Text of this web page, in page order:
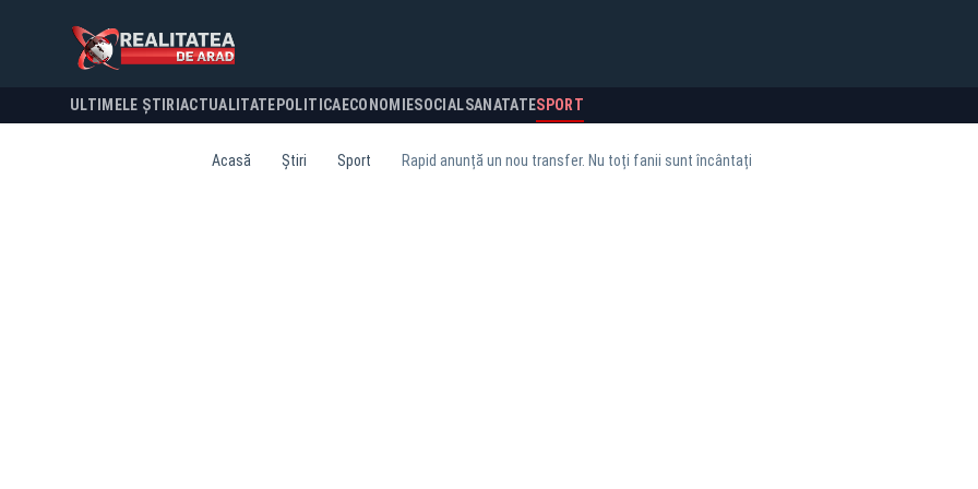
ULTIMELE ȘTIRI ACTUALITATE POLITICA ECONOMIESOCIALSANATATESPORT
Acasă Știri Sport Rapid anunță un nou transfer. Nu toți fanii sunt încântați